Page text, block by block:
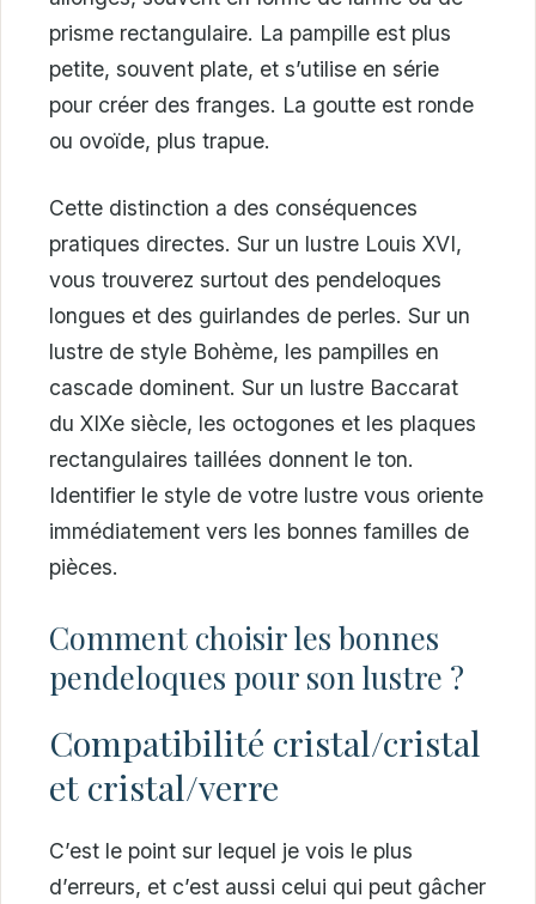
prisme rectangulaire. La pampille est plus
petite, souvent plate, et s’utilise en série
pour créer des franges. La goutte est ronde
ou ovoïde, plus trapue.
Cette distinction a des conséquences
pratiques directes. Sur un lustre Louis XVI,
vous trouverez surtout des pendeloques
longues et des guirlandes de perles. Sur un
lustre de style Bohème, les pampilles en
cascade dominent. Sur un lustre Baccarat
du XIXe siècle, les octogones et les plaques
rectangulaires taillées donnent le ton.
Identifier le style de votre lustre vous oriente
immédiatement vers les bonnes familles de
pièces.
Comment choisir les bonnes
pendeloques pour son lustre ?
Compatibilité cristal/cristal
et cristal/verre
C’est le point sur lequel je vois le plus
d’erreurs, et c’est aussi celui qui peut gâcher